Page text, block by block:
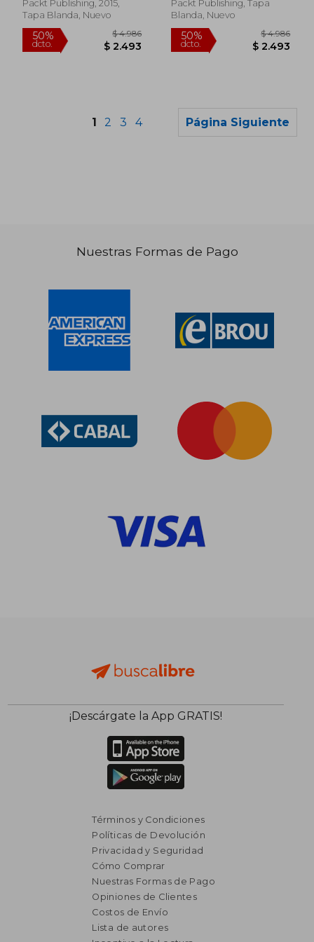
Packt Publishing, 2015,
Tapa Blanda, Nuevo
Packt Publishing, Tapa
Blanda, Nuevo
1 2 3 4 Página Siguiente
Nuestras Formas de Pago
¡Descárgate la App GRATIS!
Términos y Condiciones
Políticas de Devolución
Privacidad y Seguridad
Cómo Comprar
Nuestras Formas de Pago
Opiniones de Clientes
Costos de Envío
Lista de autores